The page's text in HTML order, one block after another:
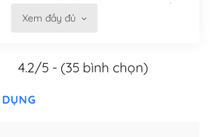
không phải sử dụng dịch vụ tại bất
website WordPress
Xem đầy đủ
4.2/5 - (35 bình chọn)